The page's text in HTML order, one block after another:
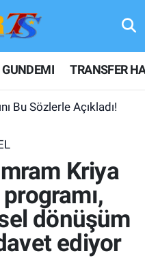
TRANSFER
Bu Sözlerle Açıkladı!
Tekke Verdi!
Kriya
dönüşüm
ediyor